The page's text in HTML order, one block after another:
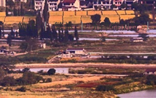
简体 丨 繁体 丨 无障碍浏览 丨